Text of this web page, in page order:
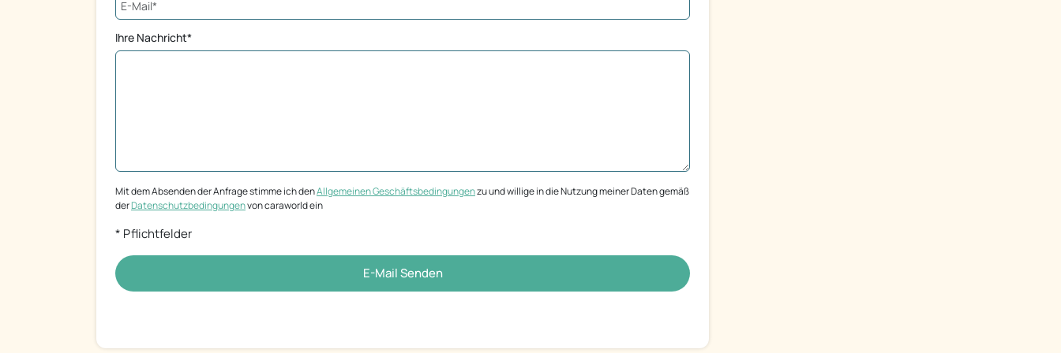
Ihre Nachricht*
Mit dem Absenden der Anfrage stimme ich denAllgemeinen Geschäftsbedingungenzu und willige in die Nutzung meiner Daten gemäß
derDatenschutzbedingungenvon caraworld ein
* Pflichtfelder
E-Mail Senden